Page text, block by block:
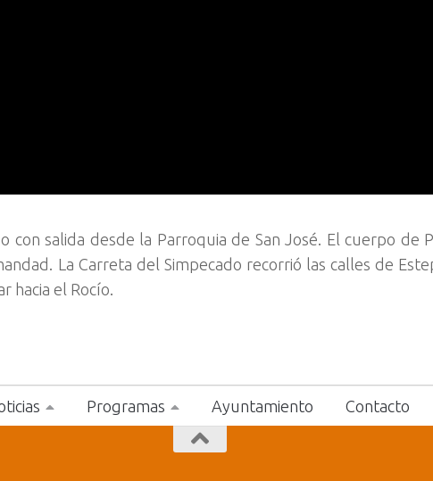
con salida desde la Parroquia de San José. El cuerpo de
La Carreta del Simpecado recorrió las calles de
hacia el Rocío.
Programas Ayuntamiento Contacto